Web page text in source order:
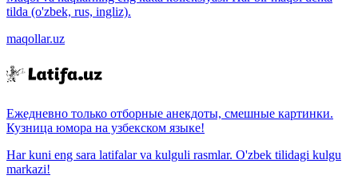
tilda (o'zbek, rus, ingliz).
maqollar.uz
Ежедневно только отборные анекдоты, смешные картинки.
Кузница юмора на узбекском языке!
Har kuni eng sara latifalar va kulguli rasmlar. O'zbek tilidagi kulgu
markazi!